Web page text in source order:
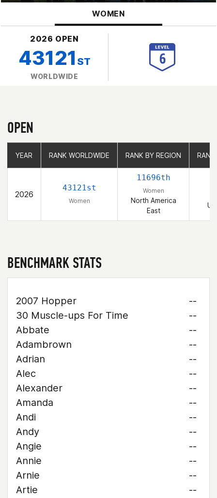
WOMEN
2026 OPEN
43121 ST
WORLDWIDE
OPEN
YEAR RANK WORLDWIDE RANK BY REGION
2026
43121st
Women
11696th
Women
North America
East
YEAR RANK WORLDWIDE RANK BY REGION
BENCHMARK STATS
2007 Hopper
--
30 Muscle-ups For Time
--
Abbate
--
Adambrown
--
Adrian
--
Alec
--
Alexander
--
Amanda
--
Andi
--
Andy
--
Angie
--
Annie
--
Arnie
--
Artie
--